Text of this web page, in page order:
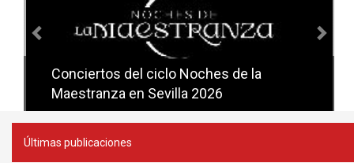
Conciertos del ciclo Noches de la
Maestranza en Sevilla 2026
Conciertos del ciclo Candlelight en
Sevilla
Últimas publicaciones